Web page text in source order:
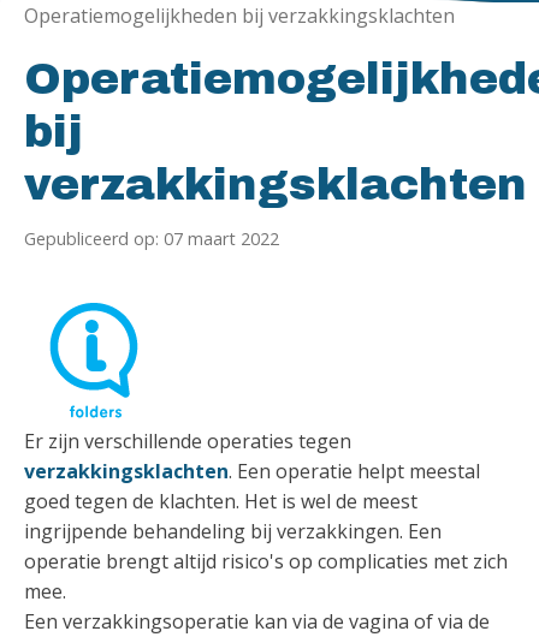
Operatiemogelijkheden bij verzakkingsklachten
bij
verzakkingsklachten
Gepubliceerd op: 07 maart 2022
Er zijn verschillende operaties tegen
verzakkingsklachten. Een operatie helpt meestal
goed tegen de klachten. Het is wel de meest
ingrijpende behandeling bij verzakkingen. Een
operatie brengt altijd risico's op complicaties met zich
mee.
Een verzakkingsoperatie kan via de vagina of via de